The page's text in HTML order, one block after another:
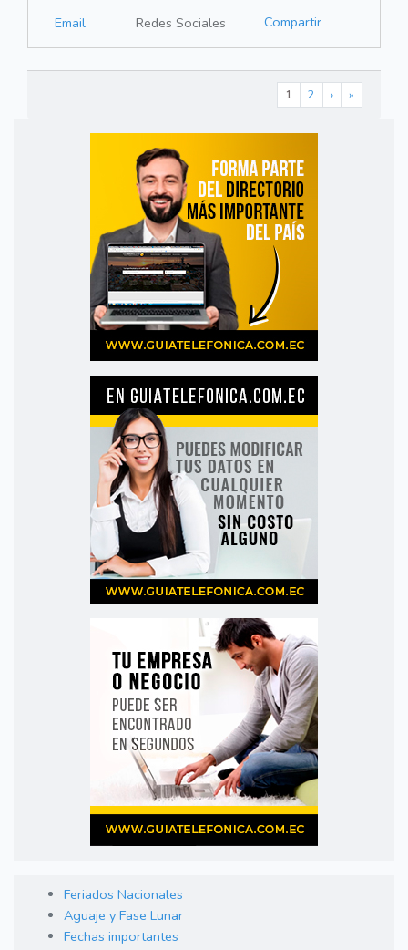
Email
Redes Sociales Compartir
1 2 › »
Feriados Nacionales
Aguaje y Fase Lunar
Fechas importantes